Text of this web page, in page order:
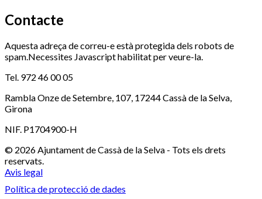
Contacte
Aquesta adreça de correu-e està protegida dels robots de
spam.Necessites Javascript habilitat per veure-la.
Tel. 972 46 00 05
Rambla Onze de Setembre, 107, 17244 Cassà de la Selva,
Girona
NIF. P1704900-H
© 2026 Ajuntament de Cassà de la Selva - Tots els drets
reservats.
Avis legal
Política de protecció de dades